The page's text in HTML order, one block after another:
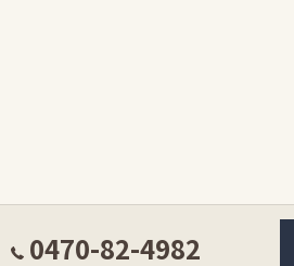
0470-82-4982